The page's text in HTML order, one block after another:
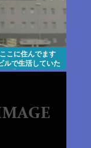
こに住んでます
ルで生活していた
の手があった